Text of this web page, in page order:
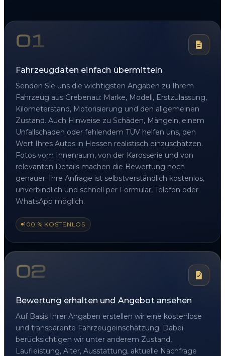
01
Fahrzeugdaten einfach übermitteln
Senden Sie uns die wichtigsten Angaben zu Ihrem
Fahrzeug aus Grebenau: Marke, Modell, Erstzulassung,
Kilometerstand, Motorisierung und den allgemeinen
Zustand. Auch Hinweise zu Schäden, Mängeln, einem
Unfallschaden oder fehlendem TÜV helfen uns, den
Wert Ihres Autos in Hessen realistisch einzuschätzen.
Fotos vom Innenraum, von der Karosserie und von
relevanten Details machen die Bewertung noch
genauer. Ihre Anfrage ist selbstverständlich kostenlos,
unverbindlich und schnell per Formular, Telefon oder
WhatsApp möglich.
100 % KOSTENLOS
02
Bewertung erhalten und Angebot ansehen
Auf Basis Ihrer Angaben erstellen wir eine kostenlose
und transparente Fahrzeugeinschätzung. Dabei
berücksichtigen wir unter anderem Zustand,
Laufleistung, Alter, Ausstattung, aktuelle Nachfrage